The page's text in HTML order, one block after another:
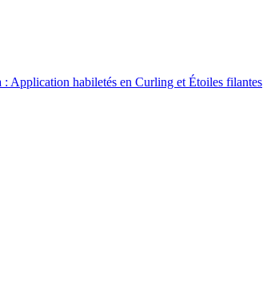
: Application habiletés en Curling et Étoiles filantes